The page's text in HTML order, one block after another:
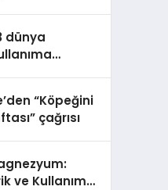
dünya
“Köpeğini
çağrısı
ve Kullanım